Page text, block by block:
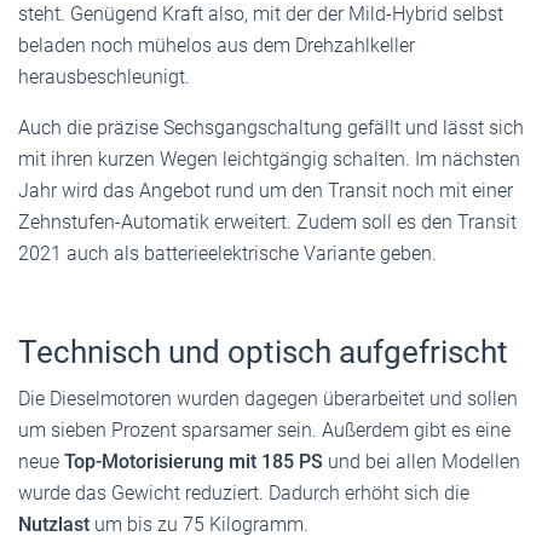
steht. Genügend Kraft also, mit der der Mild-Hybrid selbst
beladen noch mühelos aus dem Drehzahlkeller
herausbeschleunigt.
Auch die präzise Sechsgangschaltung gefällt und lässt sich
mit ihren kurzen Wegen leichtgängig schalten. Im nächsten
Jahr wird das Angebot rund um den Transit noch mit einer
Zehnstufen-Automatik erweitert. Zudem soll es den Transit
2021 auch als batterieelektrische Variante geben.
Technisch und optisch aufgefrischt
Die Dieselmotoren wurden dagegen überarbeitet und sollen
um sieben Prozent sparsamer sein. Außerdem gibt es eine
neue Top-Motorisierung mit 185 PS und bei allen Modellen
wurde das Gewicht reduziert. Dadurch erhöht sich die
Nutzlast um bis zu 75 Kilogramm.